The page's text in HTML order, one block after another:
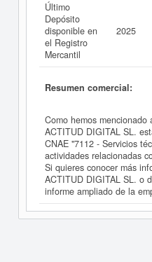
Último
Depósito
disponible en
el Registro
Mercantil
2025
Resumen comercial:
Como hemos
ACTITUD DIGITAL SL.
CNAE "7112 - Servicios
actividades relacionadas
Si quieres conocer más
ACTITUD DIGITAL SL. o
informe ampliado de la